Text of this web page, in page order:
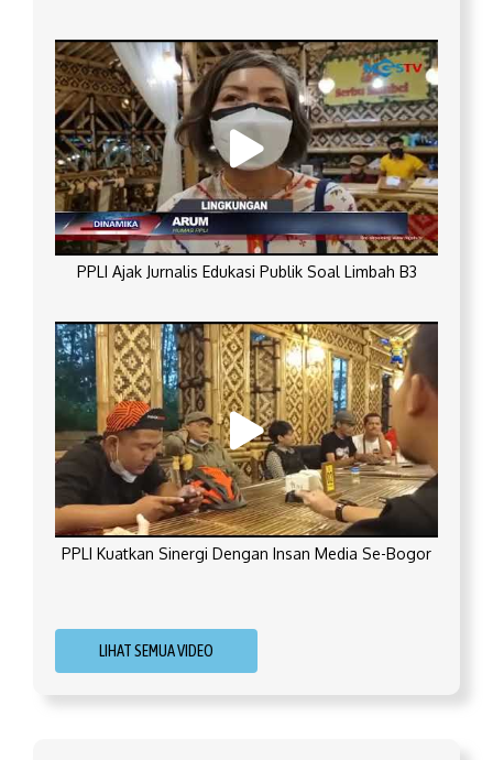
PPLI Ajak Jurnalis Edukasi Publik Soal Limbah B3
PPLI Kuatkan Sinergi Dengan Insan Media Se-Bogor
LIHAT SEMUA VIDEO